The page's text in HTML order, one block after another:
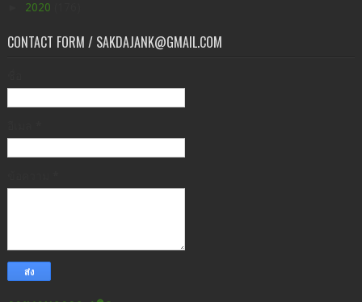
2020
CONTACT FORM / SAKDAJANK@GMAIL.COM